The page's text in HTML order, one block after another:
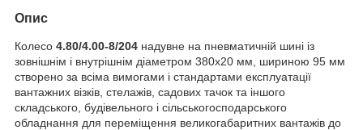
Опис
Колесо 4.80/4.00-8/204 надувне на пневматичній шині із
зовнішнім і внутрішнім діаметром 380х20 мм, шириною 95 мм
створено за всіма вимогами і стандартами експлуатації
вантажних візків, стелажів, садових тачок та іншого
складського, будівельного і сільськогосподарського
обладнання для переміщення великогабаритних вантажів до